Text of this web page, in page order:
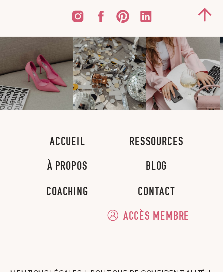
À PROPOS
COACHING
BLOG
CONTACT
ACCUEIL RESSOURCES
ACCÈS MEMBRE